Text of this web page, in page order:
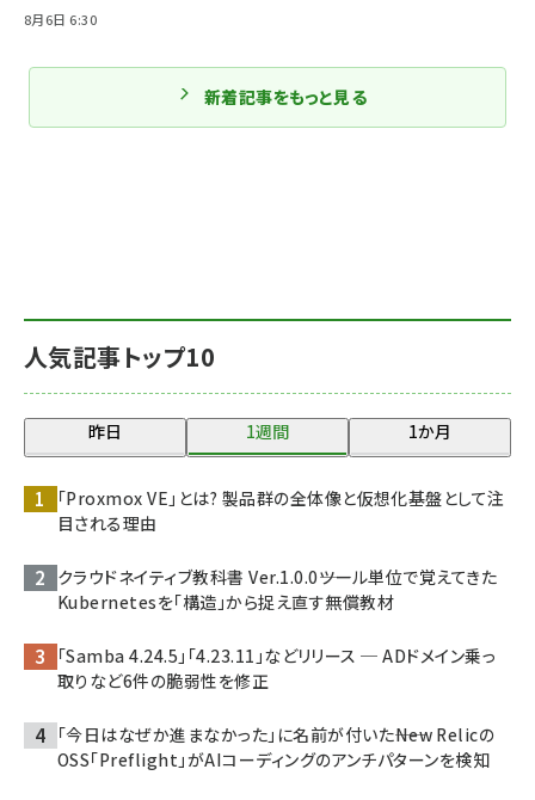
人気記事トップ10
昨日 1週間 1か月
「Proxmox VE」とは? 製品群の全体像と仮想化基盤として注
目される理由
クラウドネイティブ教科書 Ver.1.0.0――ツール単位で覚えてきた
Kubernetesを「構造」から捉え直す無償教材
「Samba 4.24.5」「4.23.11」などリリース ─ ADドメイン乗っ
取りなど6件の脆弱性を修正
「今日はなぜか進まなかった」に名前が付いた――New Relicの
OSS「Preflight」がAIコーディングのアンチパターンを検知
8月6日 6:30
新着記事をもっと見る